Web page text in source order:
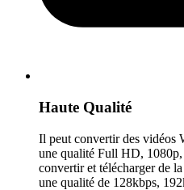
Haute Qualité
Il peut convertir des vidéos
une qualité Full HD,
convertir et télécharger de
une qualité de 128kbps,